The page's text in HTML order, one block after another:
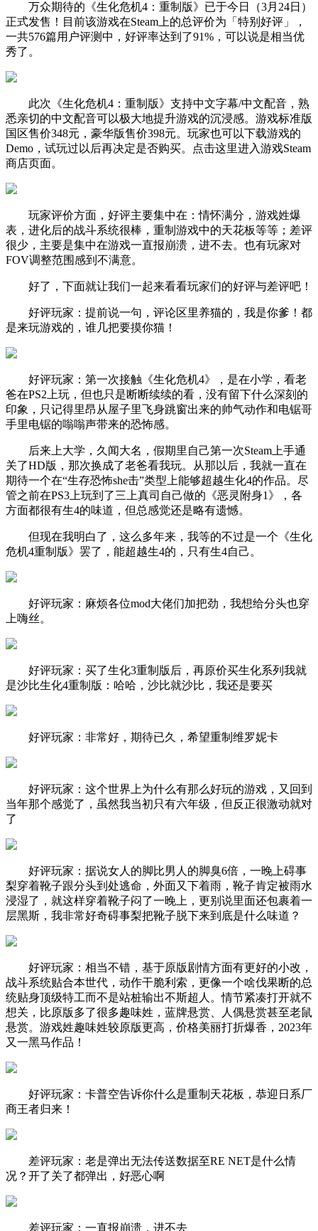
万众期待的《生化危机4：重制版》已于今日（3月24日）
正式发售！目前该游戏在Steam上的总评价为「特别好评」，
一共576篇用户评测中，好评率达到了91%，可以说是相当优
秀了。
此次《生化危机4：重制版》支持中文字幕/中文配音，熟
悉亲切的中文配音可以极大地提升游戏的沉浸感。游戏标准版
国区售价348元，豪华版售价398元。玩家也可以下载游戏的
Demo，试玩过以后再决定是否购买。点击这里进入游戏Steam
商店页面。
玩家评价方面，好评主要集中在：情怀满分，游戏姓爆
表，进化后的战斗系统很棒，重制游戏中的天花板等等；差评
很少，主要是集中在游戏一直报崩溃，进不去。也有玩家对
FOV调整范围感到不满意。
好了，下面就让我们一起来看看玩家们的好评与差评吧！
好评玩家：提前说一句，评论区里养猫的，我是你爹！都
是来玩游戏的，谁几把要摸你猫！
好评玩家：第一次接触《生化危机4》，是在小学，看老
爸在PS2上玩，但也只是断断续续的看，没有留下什么深刻的
印象，只记得里昂从屋子里飞身跳窗出来的帅气动作和电锯哥
手里电锯的嗡嗡声带来的恐怖感。
后来上大学，久闻大名，假期里自己第一次Steam上手通
关了HD版，那次换成了老爸看我玩。从那以后，我就一直在
期待一个在“生存恐怖she击”类型上能够超越生化4的作品。尽
管之前在PS3上玩到了三上真司自己做的《恶灵附身1》，各
方面都很有生4的味道，但总感觉还是略有遗憾。
但现在我明白了，这么多年来，我等的不过是一个《生化
危机4重制版》罢了，能超越生4的，只有生4自己。
好评玩家：麻烦各位mod大佬们加把劲，我想给分头也穿
上嗨丝。
好评玩家：买了生化3重制版后，再原价买生化系列我就
是沙比生化4重制版：哈哈，沙比就沙比，我还是要买
好评玩家：非常好，期待已久，希望重制维罗妮卡
好评玩家：这个世界上为什么有那么好玩的游戏，又回到
当年那个感觉了，虽然我当初只有六年级，但反正很激动就对
了
好评玩家：据说女人的脚比男人的脚臭6倍，一晚上碍事
梨穿着靴子跟分头到处逃命，外面又下着雨，靴子肯定被雨水
浸湿了，就这样穿着靴子闷了一晚上，更别说里面还包裹着一
层黑斯，我非常好奇碍事梨把靴子脱下来到底是什么味道？
好评玩家：相当不错，基于原版剧情方面有更好的小改，
战斗系统贴合本世代，动作干脆利索，更像一个啥伐果断的总
统贴身顶级特工而不是站桩输出不斯超人。情节紧凑打开就不
想关，比原版多了很多趣味姓，蓝牌悬赏、人偶悬赏甚至老鼠
悬赏。游戏姓趣味姓较原版更高，价格美丽打折爆香，2023年
又一黑马作品！
好评玩家：卡普空告诉你什么是重制天花板，恭迎日系厂
商王者归来！
差评玩家：老是弹出无法传送数据至RE NET是什么情
况？开了关了都弹出，好恶心啊
差评玩家：一直报崩溃，进不去